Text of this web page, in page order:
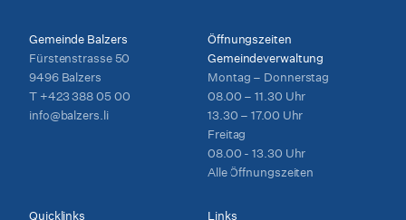
Gemeinde Balzers
Fürstenstrasse 50
9496 Balzers
T +423 388 05 00
info@balzers.li
Öffnungszeiten
Gemeindeverwaltung
Montag – Donnerstag
08.00 – 11.30 Uhr
13.30 – 17.00 Uhr
Freitag
08.00 - 13.30 Uhr
Alle Öffnungszeiten
Quicklinks Links